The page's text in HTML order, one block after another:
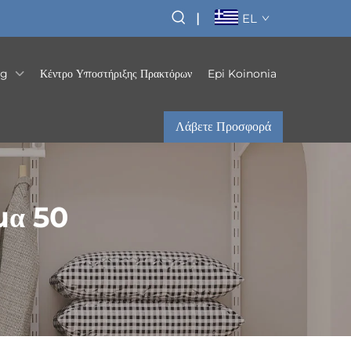
| EL
Κέντρο Υποστήριξης Πρακτόρων Epi Koinonia
Λάβετε Προσφορά
50